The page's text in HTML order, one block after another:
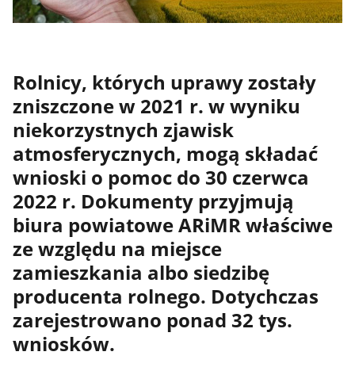
Rolnicy, których uprawy zostały
zniszczone w 2021 r. w wyniku
niekorzystnych zjawisk
atmosferycznych, mogą składać
wnioski o pomoc do 30 czerwca
2022 r. Dokumenty przyjmują
biura powiatowe ARiMR właściwe
ze względu na miejsce
zamieszkania albo siedzibę
producenta rolnego. Dotychczas
zarejestrowano ponad 32 tys.
wniosków.